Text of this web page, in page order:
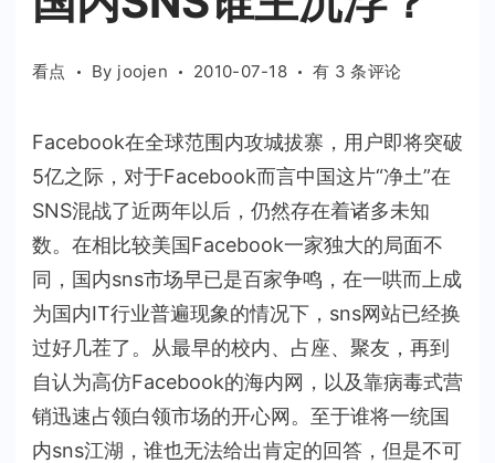
看点 By joojen 2010-07-18
国
SNS
谁
主
沉
浮？
有 3 条评论
Facebook在全球范围内攻城拔寨，用户即将突破
5亿之际，对于Facebook而言中国这片“净土”在
SNS混战了近两年以后，仍然存在着诸多未知
数。在相比较美国Facebook一家独大的局面不
同，国内sns市场早已是百家争鸣，在一哄而上成
为国内IT行业普遍现象的情况下，sns网站已经换
过好几茬了。从最早的校内、占座、聚友，再到
自认为高仿Facebook的海内网，以及靠病毒式营
销迅速占领白领市场的开心网。至于谁将一统国
内sns江湖，谁也无法给出肯定的回答，但是不可